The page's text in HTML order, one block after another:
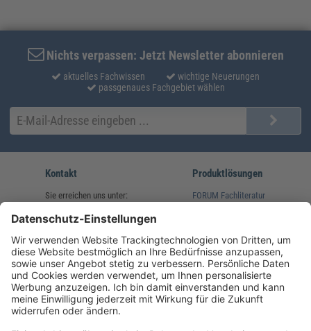
Nichts verpassen: Jetzt Newsletter abonnieren
aktuelles Fachwissen
wichtige Neuerungen
passgenaues Fachgebiet wählen
Kontakt
Sie erreichen uns unter:
(08233) 38 11 23
service@forum-verlag.com
Mo-Do 07:30 - 17:00 Uhr
Fr 07:30 - 15:00 Uhr
Produktlösungen
FORUM Fachliteratur
Folgen Sie uns